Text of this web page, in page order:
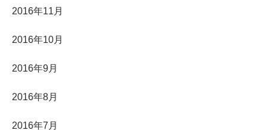
2016年11月
2016年10月
2016年9月
2016年8月
2016年7月